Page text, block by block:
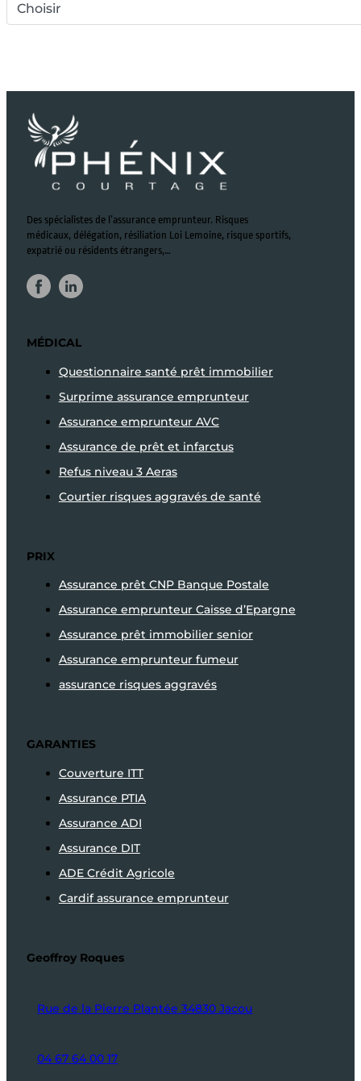
Choisir
Des spécialistes de l’assurance emprunteur. Risques
médicaux, délégation, résiliation Loi Lemoine, risque sportifs,
expatrié ou résidents étrangers,…
MÉDICAL
Questionnaire santé prêt immobilier
Surprime assurance emprunteur
Assurance emprunteur AVC
Assurance de prêt et infarctus
Refus niveau 3 Aeras
Courtier risques aggravés de santé
PRIX
Assurance prêt CNP Banque Postale
Assurance emprunteur Caisse d’Epargne
Assurance prêt immobilier senior
Assurance emprunteur fumeur
assurance risques aggravés
GARANTIES
Couverture ITT
Assurance PTIA
Assurance ADI
Assurance DIT
ADE Crédit Agricole
Cardif assurance emprunteur
Geoffroy Roques
Rue de la Pierre Plantée 34830 Jacou
04 67 64 00 17